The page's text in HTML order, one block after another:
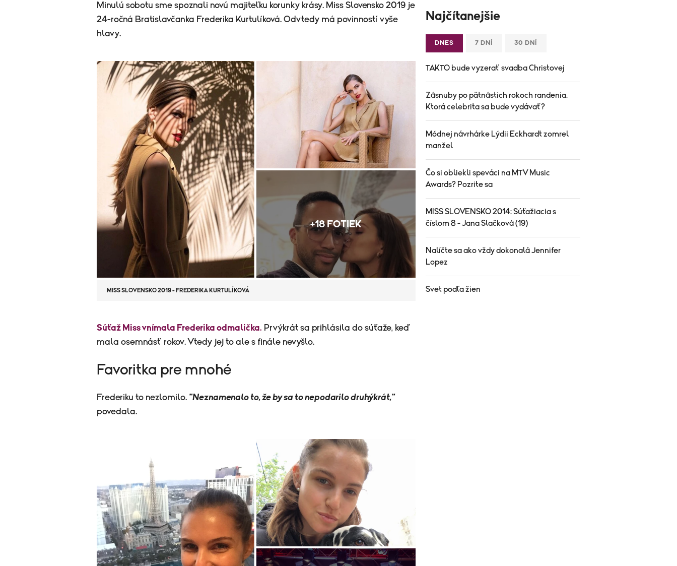
Minulú sobotu sme spoznali novú majiteľku korunky krásy. Miss Slovensko 2019 je
24-ročná Bratislavčanka Frederika Kurtulíková. Odvtedy má povinností vyše
hlavy.
+18 FOTIEK
MISS SLOVENSKO 2019 - FREDERIKA KURTULÍKOVÁ
​Súťaž Miss vnímala Frederika odmalička. Prvýkrát sa prihlásila do súťaže, keď
mala osemnásť rokov. Vtedy jej to ale s finále nevyšlo.
Favoritka pre mnohé
Frederiku to nezlomilo. "Neznamenalo to, že by sa to nepodarilo druhýkrát,"
povedala.
Najčítanejšie
DNES 7 DNÍ 30 DNÍ
TAKTO bude vyzerať svadba Christovej
Zásnuby po pätnástich rokoch randenia.
Ktorá celebrita sa bude vydávať?
Módnej návrhárke Lýdii Eckhardt zomrel
manžel
Čo si obliekli speváci na MTV Music
Awards? Pozrite sa
MISS SLOVENSKO 2014: Súťažiacia s
číslom 8 - Jana Slačková (19)
Nalíčte sa ako vždy dokonalá Jennifer
Lopez
Svet podľa žien